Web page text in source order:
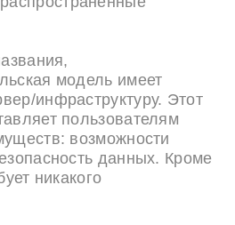
модель имеет
инфраструктуру. Этот
пользователям
возможности
данных. Кроме
никакого